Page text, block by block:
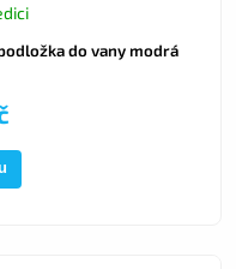
do vany modrá